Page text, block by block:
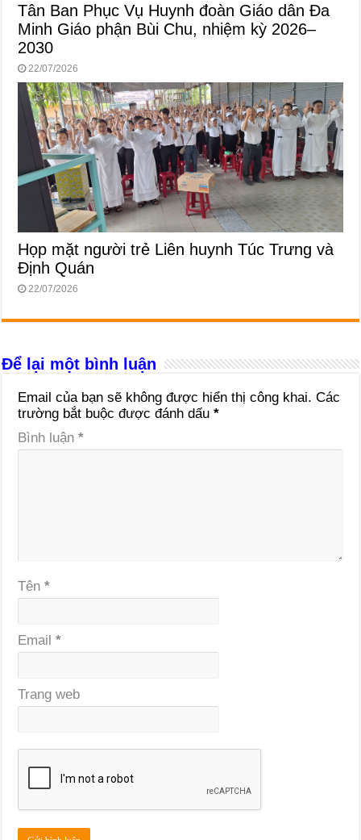
Tân Ban Phục Vụ Huynh đoàn Giáo dân Đa
Minh Giáo phận Bùi Chu, nhiệm kỳ 2026–
2030
22/07/2026
Họp mặt người trẻ Liên huynh Túc Trưng và
Định Quán
22/07/2026
Để lại một bình luận
Email của bạn sẽ không được hiển thị công khai. Các
trường bắt buộc được đánh dấu*
Bình luận*
Tên*
Email*
Trang web